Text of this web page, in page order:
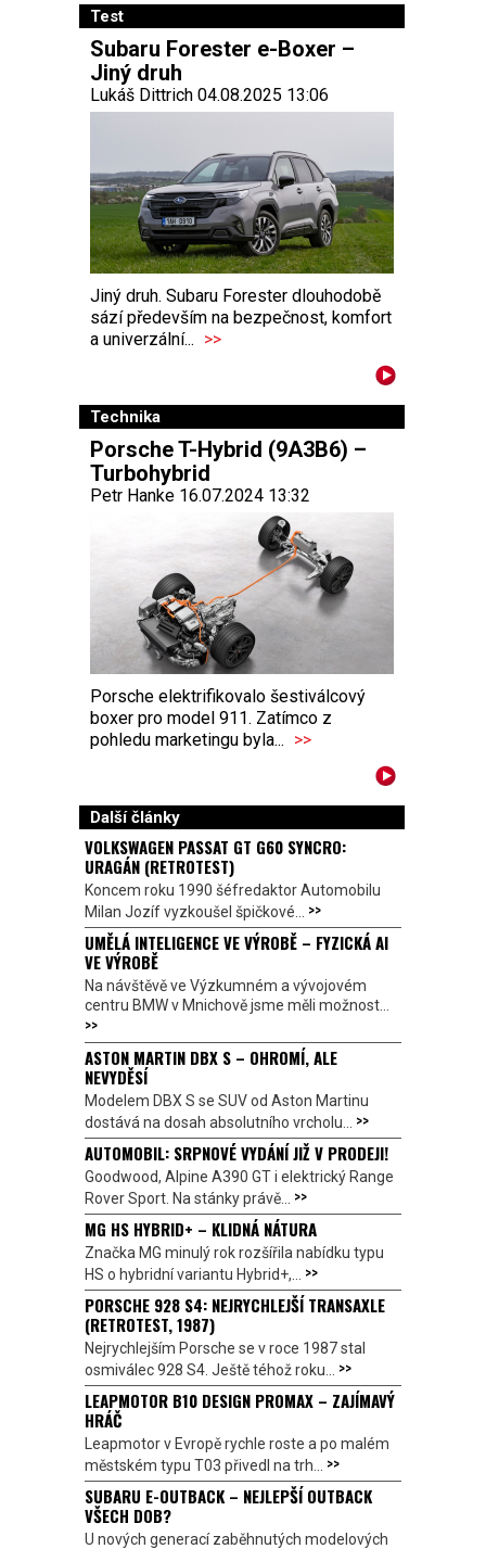
Test
Subaru Forester e-Boxer –
Jiný druh
Lukáš Dittrich 04.08.2025 13:06
Jiný druh. Subaru Forester dlouhodobě
sází především na bezpečnost, komfort
a univerzální... >>
Technika
Porsche T-Hybrid (9A3B6) –
Turbohybrid
Petr Hanke 16.07.2024 13:32
Porsche elektrifikovalo šestiválcový
boxer pro model 911. Zatímco z
pohledu marketingu byla... >>
Další články
VOLKSWAGEN PASSAT GT G60 SYNCRO:
URAGÁN (RETROTEST)
Koncem roku 1990 šéfredaktor Automobilu
Milan Jozíf vyzkoušel špičkové... >>
UMĚLÁ INTELIGENCE VE VÝROBĚ – FYZICKÁ AI
VE VÝROBĚ
Na návštěvě ve Výzkumném a vývojovém
centru BMW v Mnichově jsme měli možnost...
>>
ASTON MARTIN DBX S – OHROMÍ, ALE
NEVYDĚSÍ
Modelem DBX S se SUV od Aston Martinu
dostává na dosah absolutního vrcholu... >>
AUTOMOBIL: SRPNOVÉ VYDÁNÍ JIŽ V PRODEJI!
Goodwood, Alpine A390 GT i elektrický Range
Rover Sport. Na stánky právě... >>
MG HS HYBRID+ – KLIDNÁ NÁTURA
Značka MG minulý rok rozšířila nabídku typu
HS o hybridní variantu Hybrid+,... >>
PORSCHE 928 S4: NEJRYCHLEJŠÍ TRANSAXLE
(RETROTEST, 1987)
Nejrychlejším Porsche se v roce 1987 stal
osmiválec 928 S4. Ještě téhož roku... >>
LEAPMOTOR B10 DESIGN PROMAX – ZAJÍMAVÝ
HRÁČ
Leapmotor v Evropě rychle roste a po malém
městském typu T03 přivedl na trh... >>
SUBARU E-OUTBACK – NEJLEPŠÍ OUTBACK
VŠECH DOB?
U nových generací zaběhnutých modelových